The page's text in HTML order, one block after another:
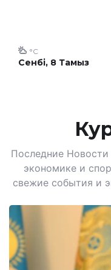
Сенбі, 8 Тамыз
°C
Последние Новости
экономике и
свежие события и